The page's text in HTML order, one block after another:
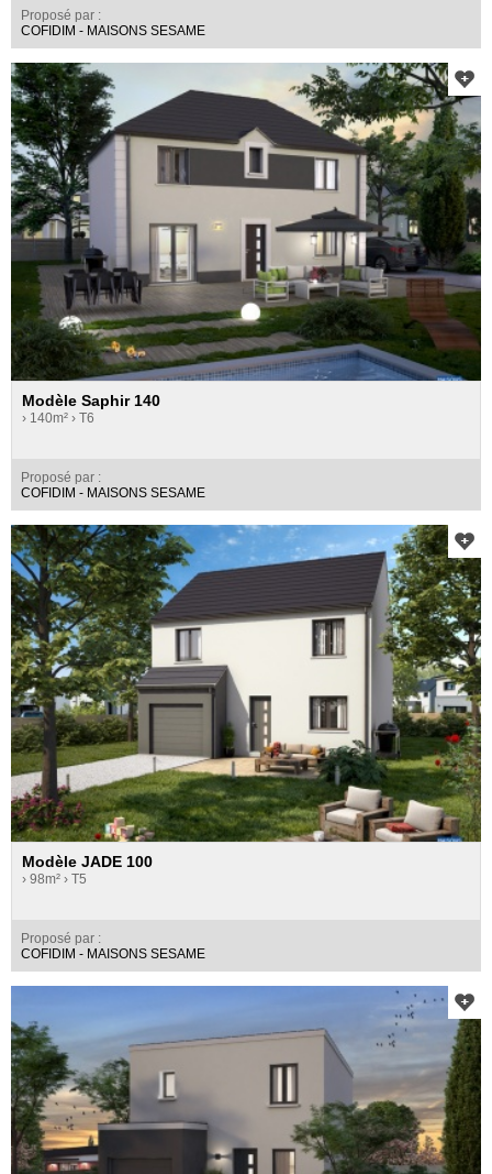
Proposé par :
COFIDIM - MAISONS SESAME
Modèle Saphir 140
› 140m² › T6
Proposé par :
COFIDIM - MAISONS SESAME
Modèle JADE 100
› 98m² › T5
Proposé par :
COFIDIM - MAISONS SESAME